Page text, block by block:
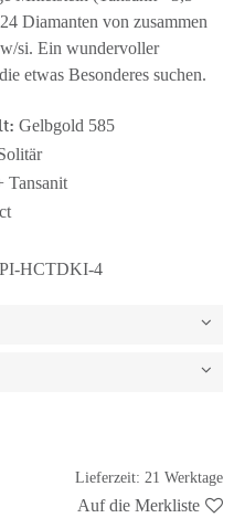
Diamanten von zusammen
si. Ein wundervoller
etwas Besonderes suchen.
Gelbgold 585
Tansanit
HCTDKI-4
Lieferzeit: 21 Werktage
Auf die Merkliste